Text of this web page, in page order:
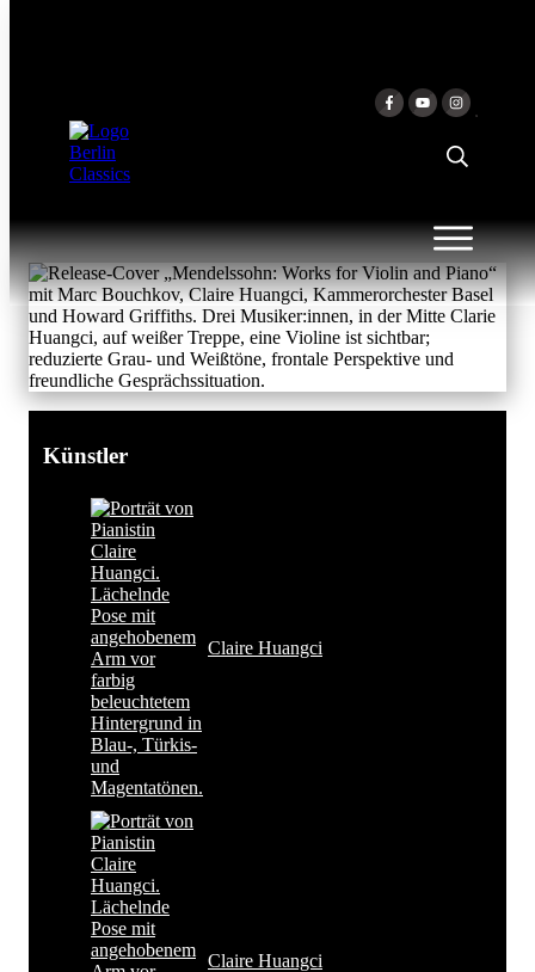
MENDELSSOHN: WORKS
FOR VIOLIN AND PIANO
Claire Huangci & Claire Huangci & Marc
Künstler
Claire Huangci
Claire Huangci